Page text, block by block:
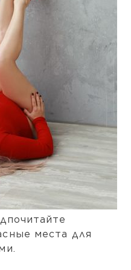
места для